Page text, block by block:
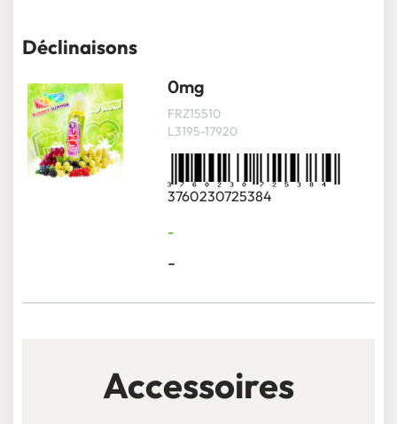
Déclinaisons
0mg
FRZ15510
L3195-17920
3760230725384
-
-
Accessoires